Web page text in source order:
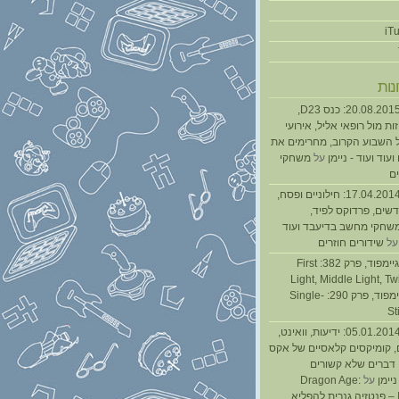
נגנז בגנזך 20.08.2015: כנס D23,
מול רופאי אליל, אירועי
השבוע הקרוב, מחרימים את
ועוד - ניימן על משחקי
נגנז בגנזך 17.04.2014: חילוניים ופסח,
פרדוקס לפיד,
מחשב בדיעבד ועוד
שידורים חוזרים
גיימפאד » גיימפוד, פרק 382: First
Light, Middle Light,
גיימפוד, פרק 290: Single-
נגנז בגנזך 05.01.2014: ידיעות, וואינט,
קומיקסים קלאסיים של אקס
דברים שלא קשורים
על Dragon Age:
Inquisition – פנטזיה גנרית להפליא